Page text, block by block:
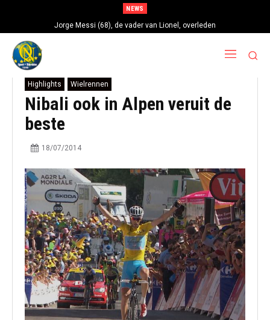
NEWS
Jorge Messi (68), de vader van Lionel, overleden
Highlights Wielrennen
Nibali ook in Alpen veruit de
beste
18/07/2014